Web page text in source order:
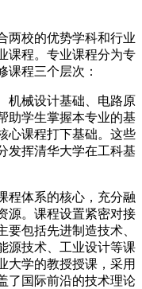
两校的优势学科和行业
课程。专业课程分为专
课程三个层次：
机械设计基础、电路原
助学生掌握本专业的基
心课程打下基础。这些
发挥清华大学在工科基
程体系的核心，充分融
源。课程设置紧密对接
要包括先进制造技术、
源技术、工业设计等课
大学的教授授课，采用
了国际前沿的技术理论